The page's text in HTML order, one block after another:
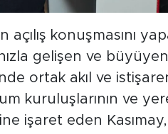
açılış konuşmasını
gelişen ve
ortak akıl ve
kuruluşlarının ve
işaret eden